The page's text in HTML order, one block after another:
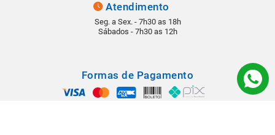
Atendimento
Seg. a Sex. - 7h30 as 18h
Sábados - 7h30 as 12h
Formas de Pagamento